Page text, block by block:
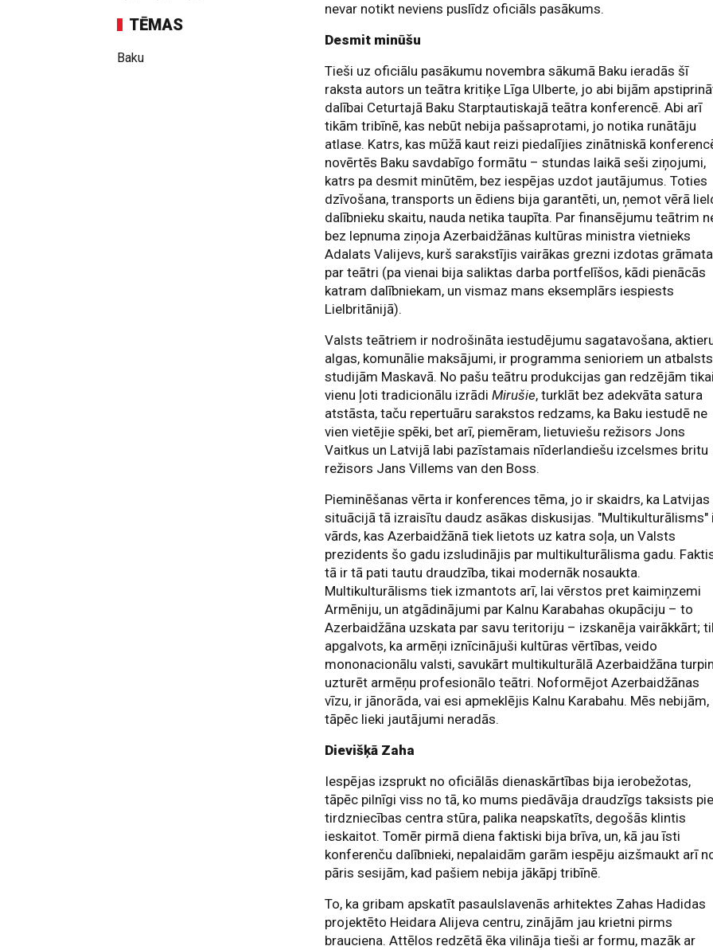
TĒMAS
Baku
nevar notikt neviens puslīdz oficiāls pasākums.
Desmit minūšu
Tieši uz oficiālu pasākumu novembra sākumā Baku ieradās šī
raksta autors un teātra kritiķe Līga Ulberte, jo abi bijām
dalībai Ceturtajā Baku Starptautiskajā teātra konferencē. Abi arī
tikām tribīnē, kas nebūt nebija pašsaprotami, jo notika runātāju
atlase. Katrs, kas mūžā kaut reizi piedalījies zinātniskā
novērtēs Baku savdabīgo formātu – stundas laikā seši ziņojumi,
katrs pa desmit minūtēm, bez iespējas uzdot jautājumus. Toties
dzīvošana, transports un ēdiens bija garantēti, un, ņemot vērā
dalībnieku skaitu, nauda netika taupīta. Par finansējumu teātrim
bez lepnuma ziņoja Azerbaidžānas kultūras ministra vietnieks
Adalats Valijevs, kurš sarakstījis vairākas grezni izdotas
par teātri (pa vienai bija saliktas darba portfelīšos, kādi pienācās
katram dalībniekam, un vismaz mans eksemplārs iespiests
Lielbritānijā).
Valsts teātriem ir nodrošināta iestudējumu sagatavošana,
algas, komunālie maksājumi, ir programma senioriem un atbalsts
studijām Maskavā. No pašu teātru produkcijas gan redzējām tikai
vienu ļoti tradicionālu izrādiMirušie, turklāt bez adekvāta satura
atstāsta, taču repertuāru sarakstos redzams, ka Baku iestudē ne
vien vietējie spēki, bet arī, piemēram, lietuviešu režisors Jons
Vaitkus un Latvijā labi pazīstamais nīderlandiešu izcelsmes britu
režisors Jans Villems van den Boss.
Pieminēšanas vērta ir konferences tēma, jo ir skaidrs, ka Latvijas
situācijā tā izraisītu daudz asākas diskusijas. "Multikulturālisms"
vārds, kas Azerbaidžānā tiek lietots uz katra soļa, un Valsts
prezidents šo gadu izsludinājis par multikulturālisma gadu.
tā ir tā pati tautu draudzība, tikai modernāk nosaukta.
Multikulturālisms tiek izmantots arī, lai vērstos pret kaimiņzemi
Armēniju, un atgādinājumi par Kalnu Karabahas okupāciju – to
Azerbaidžāna uzskata par savu teritoriju – izskanēja vairākkārt;
apgalvots, ka armēņi iznīcinājuši kultūras vērtības, veido
mononacionālu valsti, savukārt multikulturālā Azerbaidžāna
uzturēt armēņu profesionālo teātri. Noformējot Azerbaidžānas
vīzu, ir jānorāda, vai esi apmeklējis Kalnu Karabahu. Mēs nebijām,
tāpēc lieki jautājumi neradās.
Dievišķā Zaha
Iespējas izsprukt no oficiālās dienaskārtības bija ierobežotas,
tāpēc pilnīgi viss no tā, ko mums piedāvāja draudzīgs taksists pie
tirdzniecības centra stūra, palika neapskatīts, degošās klintis
ieskaitot. Tomēr pirmā diena faktiski bija brīva, un, kā jau īsti
konferenču dalībnieki, nepalaidām garām iespēju aizšmaukt arī
pāris sesijām, kad pašiem nebija jākāpj tribīnē.
To, ka gribam apskatīt pasaulslavenās arhitektes Zahas Hadidas
projektēto Heidara Alijeva centru, zinājām jau krietni pirms
brauciena. Attēlos redzētā ēka vilināja tieši ar formu, mazāk ar